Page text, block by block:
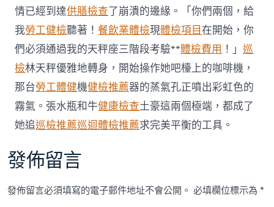
情已經到達供膳檢查了崩潰的邊緣。「你們兩個，給
我勞工健檢聽著！ 餐飲業體檢現體檢項目在開始，你
們必須通過我的天秤座三階段考驗**體檢費用 ！」巡
檢林天秤優雅地轉身，開始操作她吧檯上的咖啡機，
那台勞工體健機健檢推薦器的蒸氣孔正噴出彩虹色的
霧氣。張水瓶和牛健康檢查土豪這兩個極端，都成了
她追巡檢推薦巡迴體檢推薦求完美平衡的工具。
發佈留言
發佈留言必須填寫的電子郵件地址不會公開。 必填欄位標示為*